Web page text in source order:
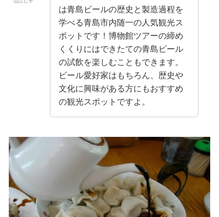
は青島ビールの歴史と製造過程を
学べる青島市内随一の人気観光ス
ポットです！博物館ツアーの締め
くくりにはできたての青島ビール
の試飲を楽しむこともできます。
ビール愛好家はもちろん、歴史や
文化に興味がある方にもおすすめ
の観光スポットですよ。